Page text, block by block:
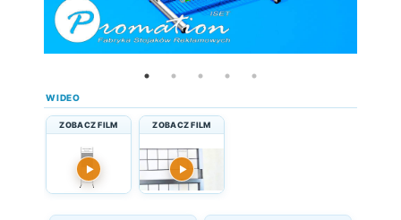
WIDEO
ZOBACZ FILM
▶
ZOBACZ FILM
▶